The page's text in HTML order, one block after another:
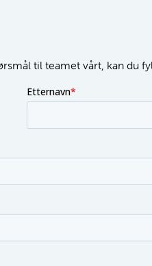
til teamet vårt, kan du